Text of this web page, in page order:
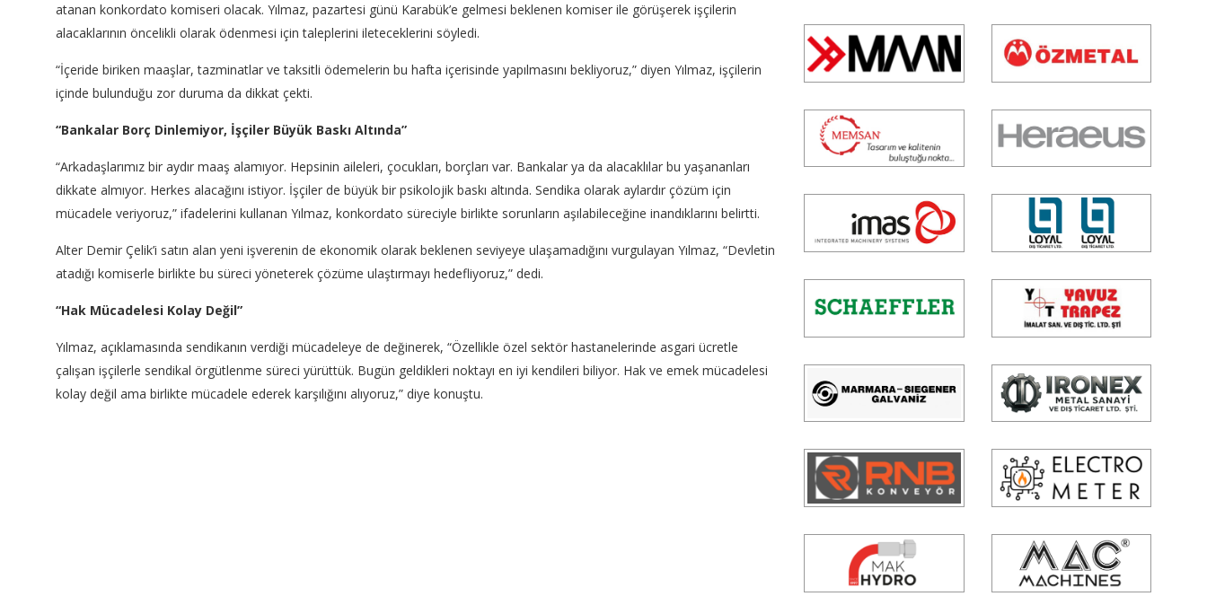
atanan konkordato komiseri olacak. Yılmaz, pazartesi günü Karabük’e gelmesi beklenen komiser ile görüşerek işçilerin
alacaklarının öncelikli olarak ödenmesi için taleplerini ileteceklerini söyledi.
“İçeride biriken maaşlar, tazminatlar ve taksitli ödemelerin bu hafta içerisinde yapılmasını bekliyoruz,” diyen Yılmaz, işçilerin
içinde bulunduğu zor duruma da dikkat çekti.
“Bankalar Borç Dinlemiyor, İşçiler Büyük Baskı Altında”
“Arkadaşlarımız bir aydır maaş alamıyor. Hepsinin aileleri, çocukları, borçları var. Bankalar ya da alacaklılar bu yaşananları
dikkate almıyor. Herkes alacağını istiyor. İşçiler de büyük bir psikolojik baskı altında. Sendika olarak aylardır çözüm için
mücadele veriyoruz,” ifadelerini kullanan Yılmaz, konkordato süreciyle birlikte sorunların aşılabileceğine inandıklarını belirtti.
Alter Demir Çelik’i satın alan yeni işverenin de ekonomik olarak beklenen seviyeye ulaşamadığını vurgulayan Yılmaz, “Devletin
atadığı komiserle birlikte bu süreci yöneterek çözüme ulaştırmayı hedefliyoruz,” dedi.
“Hak Mücadelesi Kolay Değil”
Yılmaz, açıklamasında sendikanın verdiği mücadeleye de değinerek, “Özellikle özel sektör hastanelerinde asgari ücretle
çalışan işçilerle sendikal örgütlenme süreci yürüttük. Bugün geldikleri noktayı en iyi kendileri biliyor. Hak ve emek mücadelesi
kolay değil ama birlikte mücadele ederek karşılığını alıyoruz,” diye konuştu.